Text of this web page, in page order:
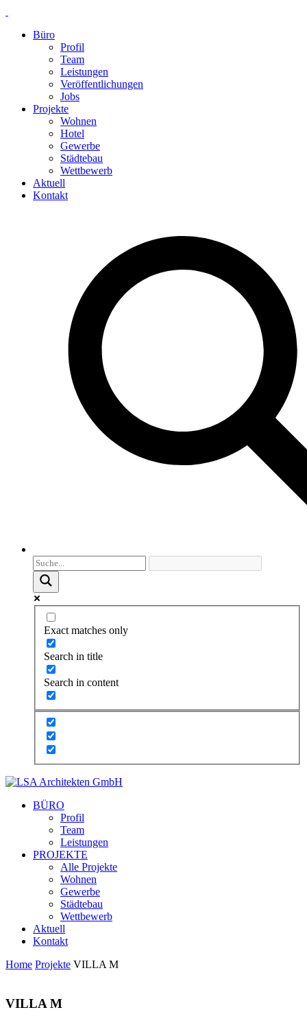
contentBüro
Profil
Team
Leistungen
Veröffentlichungen
Jobs
Projekte
Wohnen
Hotel
Gewerbe
Städtebau
Wettbewerb
Aktuell
Kontakt
Exact matches only
Search in title
Search in content
BÜRO
Profil
Team
Leistungen
PROJEKTE
Alle Projekte
Wohnen
Gewerbe
Städtebau
Wettbewerb
Aktuell
Kontakt
Home Projekte VILLA M
VILLA M